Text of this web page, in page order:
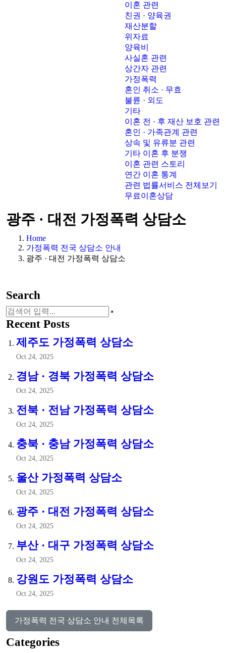
이혼 관련
친권 · 양육권
재산분할
위자료
양육비
사실혼 관련
상간자 관련
가정폭력
혼인 취소 · 무효
불륜 · 외도
기타
이혼 전 · 후 재산 보호 관련
혼인 · 가족관계 관련
상속 및 유류분 관련
기타 이혼 후 분쟁
이혼 관련 스토리
연간 이혼 통계
관련 법률서비스 전체보기
무료이혼상담
광주 · 대전 가정폭력 상담소
Home
가정폭력 전국 상담소 안내
광주 · 대전 가정폭력 상담소
Search
Recent Posts
제주도 가정폭력 상담소
Oct 24, 2025
경남 · 경북 가정폭력 상담소
Oct 24, 2025
전북 · 전남 가정폭력 상담소
Oct 24, 2025
충북 · 충남 가정폭력 상담소
Oct 24, 2025
울산 가정폭력 상담소
Oct 24, 2025
광주 · 대전 가정폭력 상담소
Oct 24, 2025
부산 · 대구 가정폭력 상담소
Oct 24, 2025
강원도 가정폭력 상담소
Oct 24, 2025
가정폭력 전국 상담소 안내 전체목록
Categories